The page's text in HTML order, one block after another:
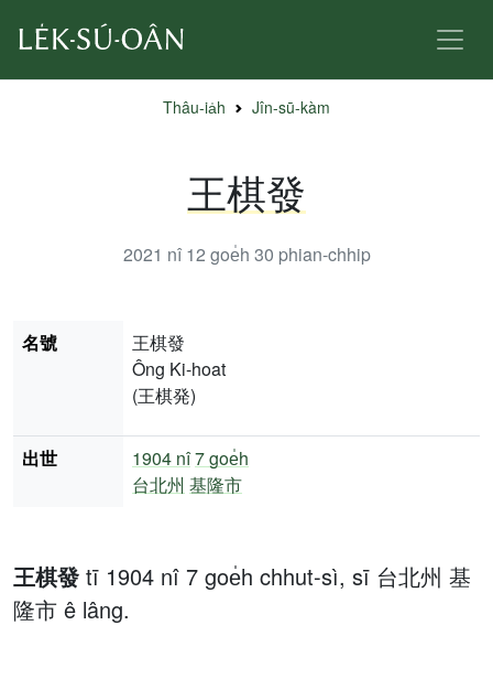
Thâu-ia̍h Jîn-sū-kàm
王棋發
2021 nî 12 goe̍h 30 phian-chhip
王棋發 tī 1904 nî 7 goe̍h chhut-sì, sī 台北州 基
隆市 ê lâng.
名號
王棋發
Ông Ki-hoat
(王棋発)
出世 1904 nî7 goe̍h
台北州 基隆市